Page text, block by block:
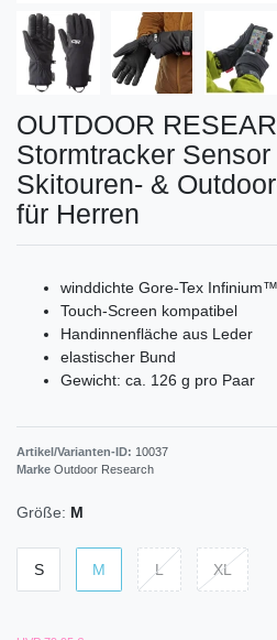
OUTDOOR
Stormtracker
Skitouren- &
für Herren
winddichte Gore-Tex
Touch-Screen kompatibel
Handinnenfläche aus Leder
elastischer Bund
Gewicht: ca. 126 g pro Paar
Artikel/Varianten-ID: 10037
Marke Outdoor Research
Größe: M
S M L XL